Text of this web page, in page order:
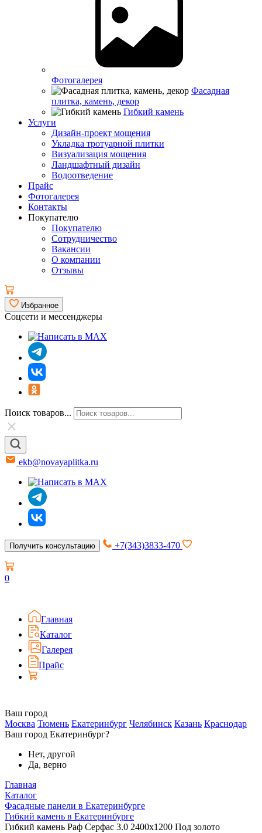
Фотогалерея
Фасадная
плитка, камень, декор
Гибкий камень
Услуги
Дизайн-проект мощения
Укладка тротуарной плитки
Визуализация мощения
Ландшафтный дизайн
Водоотведение
Прайс
Фотогалерея
Контакты
Покупателю
Покупателю
Сотрудничество
Вакансии
О компании
Отзывы
Избранное
Соцсети и мессенджеры
Поиск товаров...
ekb@novayaplitka.ru
Получить консультацию +7(343)3833-470
0
Главная
Каталог
Галерея
Прайс
Ваш город
Москва Тюмень Екатеринбург Челябинск Казань Краснодар
Ваш город Екатеринбург?
Нет, другой
Да, верно
Главная
Каталог
Фасадные панели в Екатеринбурге
Гибкий камень в Екатеринбурге
Гибкий камень Раф Серфас 3.0 2400x1200 Под золото